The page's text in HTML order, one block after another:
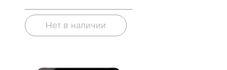
Нет в наличии